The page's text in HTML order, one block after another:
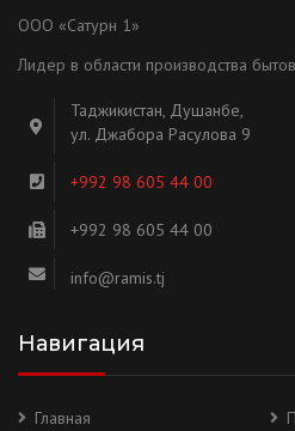
ООО «Сатурн 1»
Лидер в области производства
Таджикистан, Душанбе,
ул. Джабора Расулова 9
+992 98 605 44 00
+992 98 605 44 00
info@ramis.tj
Навигация
Главная